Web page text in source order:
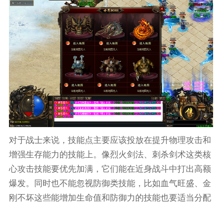
对于战士来说，技能点主要应该投放在提升物理攻击和
增强生存能力的技能上。像烈火剑法、刺杀剑术这类核
心攻击技能要优先加满，它们能在近身战斗中打出高额
爆发。同时也不能忽视防御类技能，比如血气旺盛、金
刚不坏这些能增加生命值和防御力的技能也要适当分配